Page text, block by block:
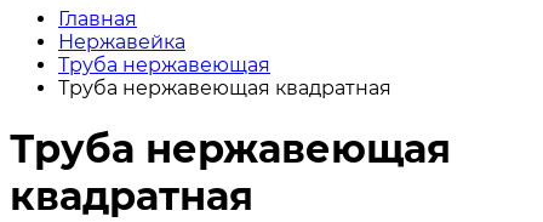
Главная
Нержавейка
Труба нержавеющая
Труба нержавеющая квадратная
Труба нержавеющая
квадратная